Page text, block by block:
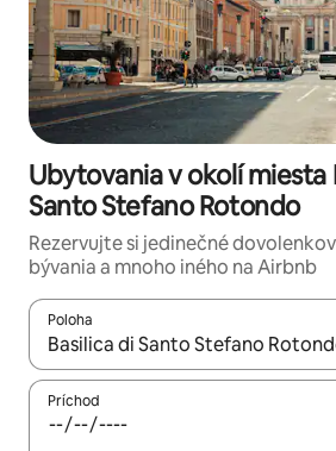
Ubytovania v okolí miesta
Santo Stefano Rotondo
Rezervujte si jedinečné
bývania a mnoho iného na Airbnb
Poloha
Keď budú výsledky k dispozícii,
Príchod